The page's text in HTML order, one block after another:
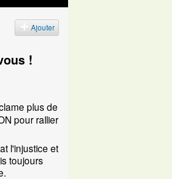
Ajouter
!
plus de
pour rallier
l'injustice et
toujours